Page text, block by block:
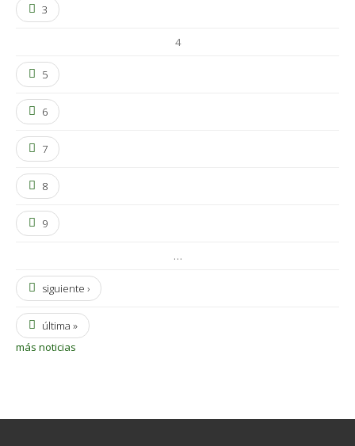
3
4
5
6
7
8
9
…
siguiente ›
última »
más noticias